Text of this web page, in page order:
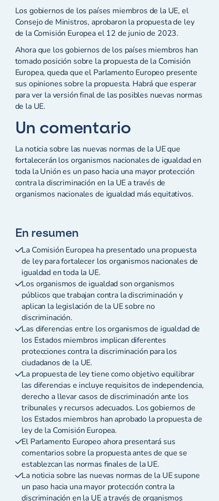
Los gobiernos de los países miembros de la UE, el
Consejo de Ministros, aprobaron la propuesta de ley
de la Comisión Europea el 12 de junio de 2023.
Ahora que los gobiernos de los países miembros han
tomado posición sobre la propuesta de la Comisión
Europea, queda que el Parlamento Europeo presente
sus opiniones sobre la propuesta. Habrá que esperar
para ver la versión final de las posibles nuevas normas
de la UE.
Un comentario
La noticia sobre las nuevas normas de la UE que
fortalecerán los organismos nacionales de igualdad en
toda la Unión es un paso hacia una mayor protección
contra la discriminación en la UE a través de
organismos nacionales de igualdad más equitativos.
En resumen
La Comisión Europea ha presentado una propuesta
de ley para fortalecer los organismos nacionales de
igualdad en toda la UE.
Los organismos de igualdad son organismos
públicos que trabajan contra la discriminación y
aplican la legislación de la UE sobre no
discriminación.
Las diferencias entre los organismos de igualdad de
los Estados miembros implican diferentes
protecciones contra la discriminación para los
ciudadanos de la UE.
La propuesta de ley tiene como objetivo equilibrar
las diferencias e incluye requisitos de independencia,
derecho a llevar casos de discriminación ante los
tribunales y recursos adecuados. Los gobiernos de
los Estados miembros han aprobado la propuesta de
ley de la Comisión Europea.
El Parlamento Europeo ahora presentará sus
comentarios sobre la propuesta antes de que se
establezcan las normas finales de la UE.
La noticia sobre las nuevas normas de la UE supone
un paso hacia una mayor protección contra la
discriminación en la UE a través de organismos